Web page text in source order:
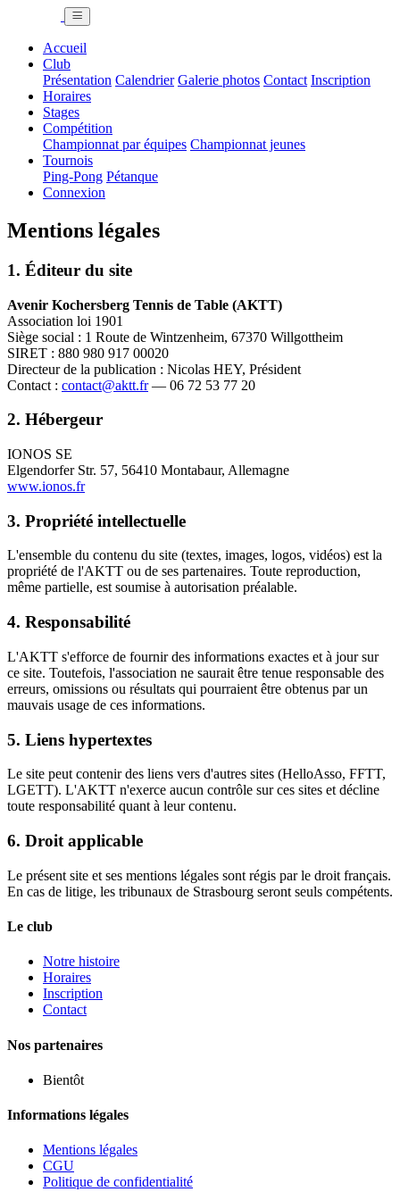
Accueil
Club
Présentation Calendrier Galerie photos Contact Inscription
Horaires
Stages
Compétition
Championnat par équipes Championnat jeunes
Tournois
Ping-Pong Pétanque
Connexion
Mentions légales
1. Éditeur du site
Avenir Kochersberg Tennis de Table (AKTT)
Association loi 1901
Siège social : 1 Route de Wintzenheim, 67370 Willgottheim
SIRET : 880 980 917 00020
Directeur de la publication : Nicolas HEY, Président
Contact : contact@aktt.fr— 06 72 53 77 20
2. Hébergeur
IONOS SE
Elgendorfer Str. 57, 56410 Montabaur, Allemagne
www.ionos.fr
3. Propriété intellectuelle
L'ensemble du contenu du site (textes, images, logos, vidéos) est la
propriété de l'AKTT ou de ses partenaires. Toute reproduction,
même partielle, est soumise à autorisation préalable.
4. Responsabilité
L'AKTT s'efforce de fournir des informations exactes et à jour sur
ce site. Toutefois, l'association ne saurait être tenue responsable des
erreurs, omissions ou résultats qui pourraient être obtenus par un
mauvais usage de ces informations.
5. Liens hypertextes
Le site peut contenir des liens vers d'autres sites (HelloAsso, FFTT,
LGETT). L'AKTT n'exerce aucun contrôle sur ces sites et décline
toute responsabilité quant à leur contenu.
6. Droit applicable
Le présent site et ses mentions légales sont régis par le droit français.
En cas de litige, les tribunaux de Strasbourg seront seuls compétents.
Le club
Notre histoire
Horaires
Inscription
Contact
Nos partenaires
Bientôt
Informations légales
Mentions légales
CGU
Politique de confidentialité